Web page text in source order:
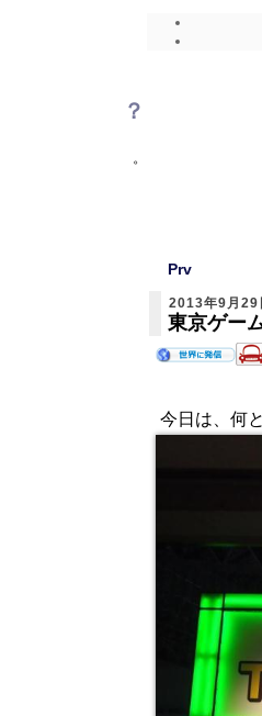
？
。
Prv
2013年9月29
東京ゲー
今日は、何